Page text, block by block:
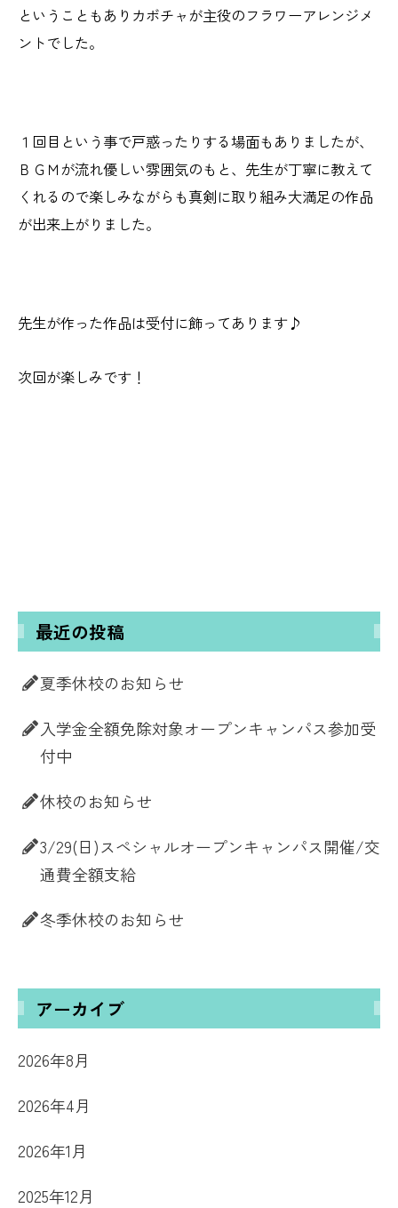
ということもありカボチャが主役のフラワーアレンジメ
ントでした。
１回目という事で戸惑ったりする場面もありましたが、
ＢＧＭが流れ優しい雰囲気のもと、先生が丁寧に教えて
くれるので楽しみながらも真剣に取り組み大満足の作品
が出来上がりました。
先生が作った作品は受付に飾ってあります♪
次回が楽しみです！
最近の投稿
夏季休校のお知らせ
入学金全額免除対象オープンキャンパス参加受
付中
休校のお知らせ
3/29(日)スペシャルオープンキャンパス開催/交
通費全額支給
冬季休校のお知らせ
アーカイブ
2026年8月
2026年4月
2026年1月
2025年12月